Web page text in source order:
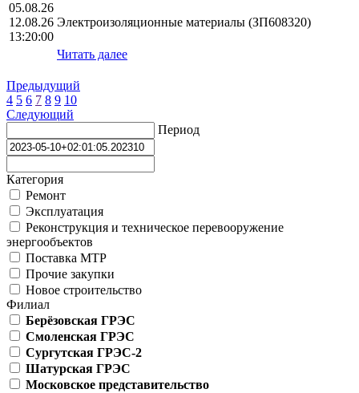
05.08.26
12.08.26
13:20:00
Электроизоляционные материалы (ЗП608320)
Читать далее
Предыдущий
4 5 6 7 8 9 10
Следующий
Период
Категория
Ремонт
Эксплуатация
Реконструкция и техническое перевооружение
энергообъектов
Поставка МТР
Прочие закупки
Новое строительство
Филиал
Берёзовская ГРЭС
Смоленская ГРЭС
Сургутская ГРЭС-2
Шатурская ГРЭС
Московское представительство